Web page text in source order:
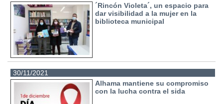
´Rincón Violeta´, un espacio para
dar visibilidad a la mujer en la
biblioteca municipal
30/11/2021
Alhama mantiene su compromiso
con la lucha contra el sida